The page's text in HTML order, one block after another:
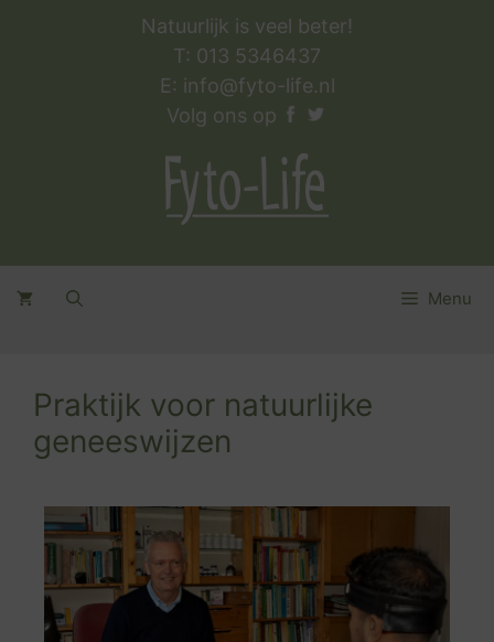
Natuurlijk is veel beter!
T: 013 5346437
E: info@fyto-life.nl
Volg ons op
Menu
Praktijk voor natuurlijke
geneeswijzen